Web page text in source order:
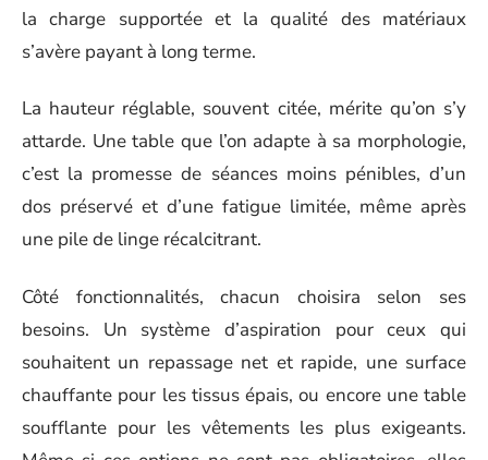
la charge supportée et la qualité des matériaux
s’avère payant à long terme.
La hauteur réglable, souvent citée, mérite qu’on s’y
attarde. Une table que l’on adapte à sa morphologie,
c’est la promesse de séances moins pénibles, d’un
dos préservé et d’une fatigue limitée, même après
une pile de linge récalcitrant.
Côté fonctionnalités, chacun choisira selon ses
besoins. Un système d’aspiration pour ceux qui
souhaitent un repassage net et rapide, une surface
chauffante pour les tissus épais, ou encore une table
soufflante pour les vêtements les plus exigeants.